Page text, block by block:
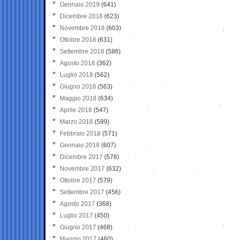
Gennaio 2019 (641)
Dicembre 2018 (623)
Novembre 2018 (603)
Ottobre 2018 (631)
Settembre 2018 (586)
Agosto 2018 (362)
Luglio 2018 (562)
Giugno 2018 (563)
Maggio 2018 (634)
Aprile 2018 (547)
Marzo 2018 (599)
Febbraio 2018 (571)
Gennaio 2018 (607)
Dicembre 2017 (578)
Novembre 2017 (632)
Ottobre 2017 (579)
Settembre 2017 (456)
Agosto 2017 (368)
Luglio 2017 (450)
Giugno 2017 (468)